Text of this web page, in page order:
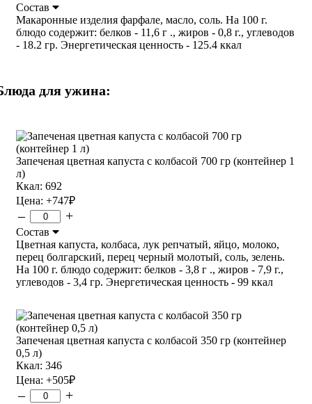
Состав
Макаронные изделия фарфале, масло, соль. На 100 г.
блюдо содержит: белков - 11,6 г ., жиров - 0,8 г., углеводов
- 18.2 гр. Энергетическая ценность - 125.4 ккал
для ужина:
Запеченая цветная капуста с колбасой 700 гр (контейнер 1
л)
Ккал: 692
Цена: +747₽
– +
Состав
Цветная капуста, колбаса, лук репчатый, яйцо, молоко,
перец болгарский, перец черный молотый, соль, зелень.
На 100 г. блюдо содержит: белков - 3,8 г ., жиров - 7,9 г.,
углеводов - 3,4 гр. Энергетическая ценность - 99 ккал
Запеченая цветная капуста с колбасой 350 гр (контейнер
0,5 л)
Ккал: 346
Цена: +505₽
– +